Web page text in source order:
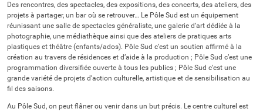
Des rencontres, des spectacles, des expositions, des concerts, des ateliers, des
projets à partager, un bar où se retrouver… Le Pôle Sud est un équipement
réunissant une salle de spectacles généraliste, une galerie d’art dédiée à la
photographie, une médiathèque ainsi que des ateliers de pratiques arts
plastiques et théâtre (enfants/ados). Pôle Sud c’est un soutien affirmé à la
création au travers de résidences et d’aide à la production ; Pôle Sud c’est une
programmation diversifiée ouverte à tous les publics ; Pôle Sud c’est une
grande variété de projets d’action culturelle, artistique et de sensibilisation au
fil des saisons.
Au Pôle Sud, on peut flâner ou venir dans un but précis. Le centre culturel est